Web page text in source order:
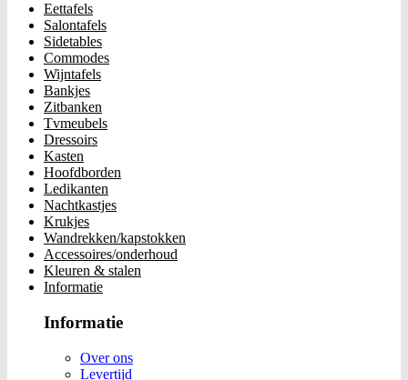
Eettafels
Salontafels
Sidetables
Commodes
Wijntafels
Bankjes
Zitbanken
Tvmeubels
Dressoirs
Kasten
Hoofdborden
Ledikanten
Nachtkastjes
Krukjes
Wandrekken/kapstokken
Accessoires/onderhoud
Kleuren & stalen
Informatie
Informatie
Over ons
Levertijd